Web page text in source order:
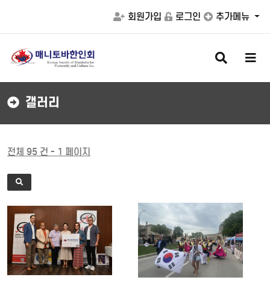
회원가입 로그인 추가메뉴
검
색
버
메
버
갤러리
전체 95 건 - 1 페이지